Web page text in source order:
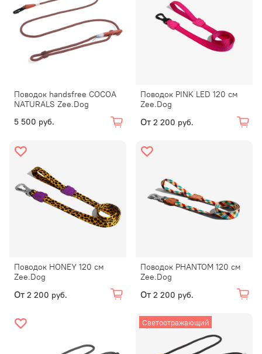
Поводок handsfree COCOA
NATURALS Zee.Dog
5 500 руб.
Поводок PINK LED 120 см
Zee.Dog
От 2 200 руб.
Поводок HONEY 120 см
Zee.Dog
От 2 200 руб.
Поводок PHANTOM 120 см
Zee.Dog
От 2 200 руб.
Светоотражающий